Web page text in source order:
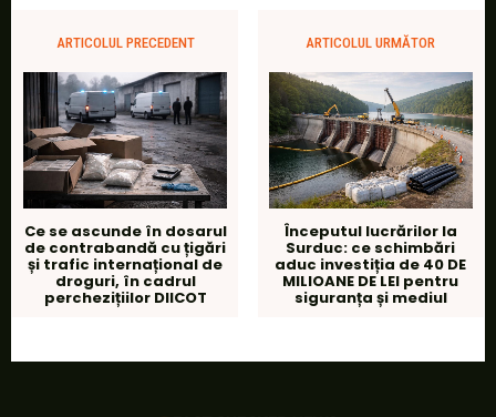
ARTICOLUL PRECEDENT
Ce se ascunde în dosarul
de contrabandă cu țigări
și trafic internațional de
droguri, în cadrul
perchezițiilor DIICOT
ARTICOLUL URMĂTOR
Începutul lucrărilor la
Surduc: ce schimbări
aduc investiția de 40 DE
MILIOANE DE LEI pentru
siguranța și mediul